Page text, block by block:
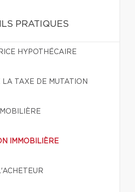
PRATIQUES
HYPOTHÉCAIRE
LA TAXE DE MUTATION
IMMOBILIÈRE